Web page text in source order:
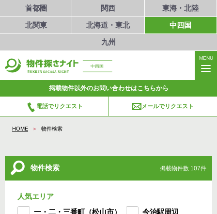
首都圏 関西 東海・北陸
北関東 北海道・東北 中四国
九州
中四国
MENU
掲載物件以外のお問い合わせはこちらから
電話でリクエスト メールでリクエスト
HOME 物件検索
物件検索 掲載物件数 107件
人気エリア
一・二・三番町（松山市）
今治駅周辺